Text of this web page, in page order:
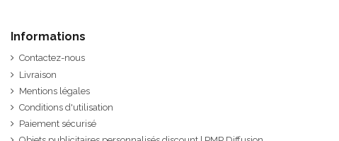
Informations
Contactez-nous
Livraison
Mentions légales
Conditions d'utilisation
Paiement sécurisé